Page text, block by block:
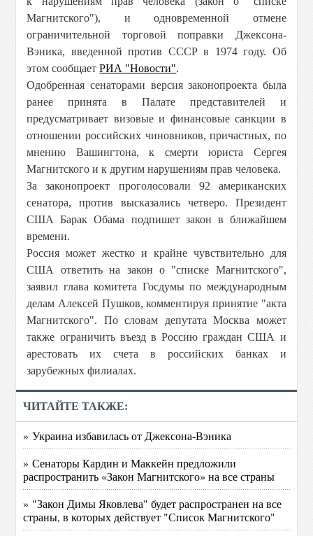
Магнитского"), и одновременной отмене
ограничительной торговой поправки Джексона-
Вэника, введенной против СССР в 1974 году. Об
этом сообщаетРИА "Новости".
Одобренная сенаторами версия законопроекта была
ранее принята в Палате представителей и
предусматривает визовые и финансовые санкции в
отношении российских чиновников, причастных, по
мнению Вашингтона, к смерти юриста Сергея
Магнитского и к другим нарушениям прав человека.
За законопроект проголосовали 92 американских
сенатора, против высказались четверо. Президент
США Барак Обама подпишет закон в ближайшем
времени.
Россия может жестко и крайне чувствительно для
США ответить на закон о "списке Магнитского",
заявил глава комитета Госдумы по международным
делам Алексей Пушков, комментируя принятие "акта
Магнитского". По словам депутата Москва может
также ограничить въезд в Россию граждан США и
арестовать их счета в российских банках и
зарубежных филиалах.
ЧИТАЙТЕ ТАКЖЕ:
» Украина избавилась от Джексона-Вэника
» Сенаторы Кардин и Маккейн предложили
распространить «Закон Магнитского» на все страны
» "Закон Димы Яковлева" будет распространен на все
страны, в которых действует "Список Магнитского"